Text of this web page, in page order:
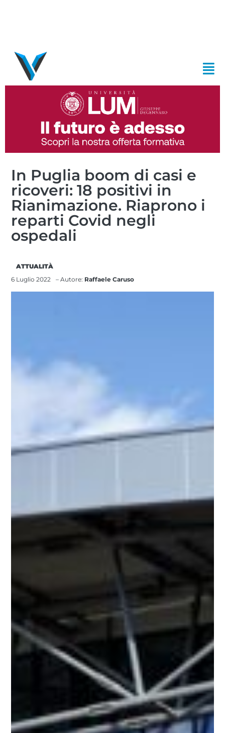
In Puglia boom di casi e
ricoveri: 18 positivi in
Rianimazione. Riaprono i
reparti Covid negli
ospedali
ATTUALITÀ
6 Luglio 2022
– Autore: Raffaele Caruso